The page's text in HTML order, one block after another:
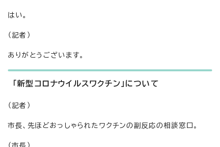
はい。
（記者）
ありがとうございます。
「新型コロナウイルスワクチン」について
（記者）
市長、先ほどおっしゃられたワクチンの副反応の相談窓口。
（市長）